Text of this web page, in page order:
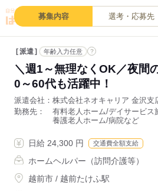
募集内容 選考・応募先
派遣 年齢入力任意 ?
＼週1～無理なくOK／夜間
0～60代も活躍中！
派遣会社
株式会社ネオキャリア 金沢支
勤務先
有料老人ホーム/デイサービス
養護老人ホーム/病院など
日給 24,300 円 交通費全額支給
ホームヘルパー（訪問介護等）
越前市 / 越前たけふ駅